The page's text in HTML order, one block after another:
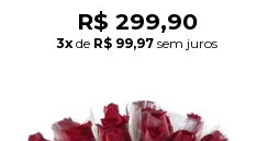
R$ 299,90
3x de R$ 99,97 sem juros